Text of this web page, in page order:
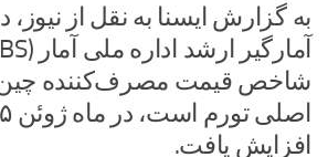
به گزارش ایسنا به نقل از نیوز،
افزایش یافت.